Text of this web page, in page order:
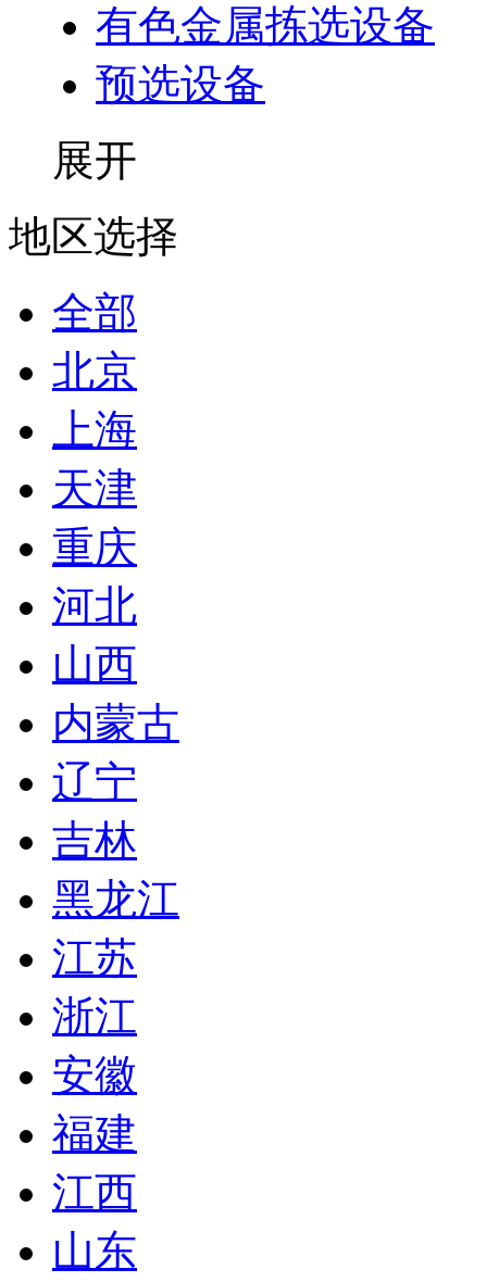
有色金属拣选设备
预选设备
展开
地区选择
全部
北京
上海
天津
重庆
河北
山西
内蒙古
辽宁
吉林
黑龙江
江苏
浙江
安徽
福建
江西
山东